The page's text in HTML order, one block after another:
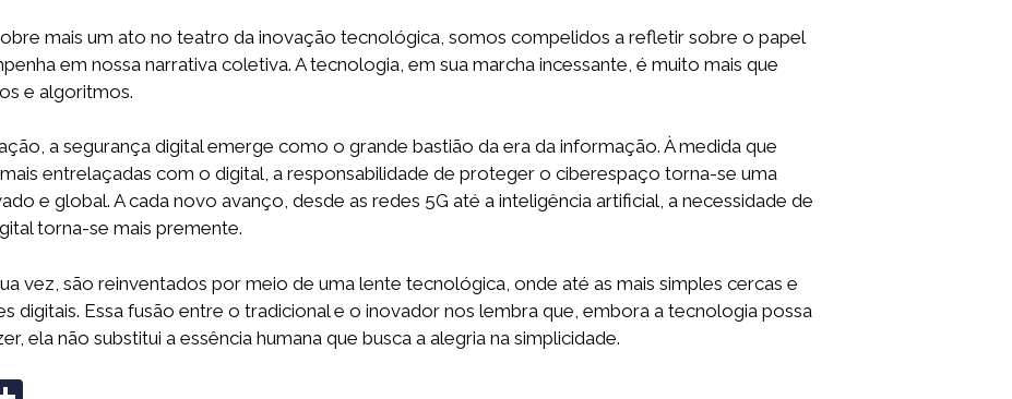
mais um ato no teatro da inovação tecnológica, somos compelidos a refletir sobre o papel
em nossa narrativa coletiva. A tecnologia, em sua marcha incessante, é muito mais que
e algoritmos.
a segurança digital emerge como o grande bastião da era da informação. À medida que
entrelaçadas com o digital, a responsabilidade de proteger o ciberespaço torna-se uma
e global. A cada novo avanço, desde as redes 5G até a inteligência artificial, a necessidade de
torna-se mais premente.
vez, são reinventados por meio de uma lente tecnológica, onde até as mais simples cercas e
digitais. Essa fusão entre o tradicional e o inovador nos lembra que, embora a tecnologia possa
ela não substitui a essência humana que busca a alegria na simplicidade.